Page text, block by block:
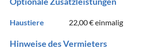
Haustiere 22,00 €einmalig
Hinweise des Vermieters